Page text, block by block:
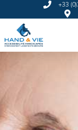
+33